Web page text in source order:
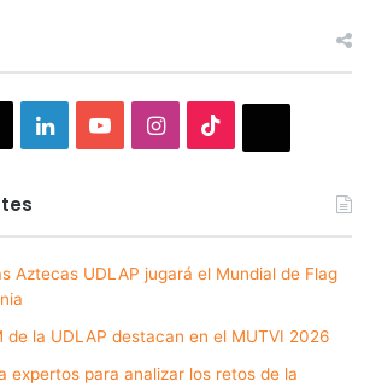
LinkedInYouTubeInstagram
Aztecas UDLAP jugará el Mundial de Flag
de la UDLAP destacan en el MUTVI 2026
expertos para analizar los retos de la